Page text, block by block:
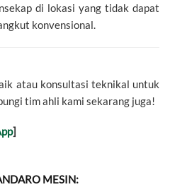
di lokasi yang tidak dapat
konvensional.
atau konsultasi teknikal untuk
tim ahli kami sekarang juga!
]
MESIN: